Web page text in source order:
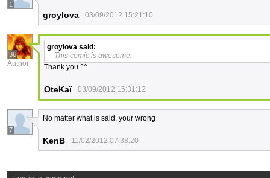
1
groylova 03/09/2012 15:21:10
36
Author
groylova said:
This comic is awesome.
Thank you ^^
OteKaï 03/09/2012 15:31:12
7
No matter what is said, your wrong
KenB 11/02/2012 07:38:20